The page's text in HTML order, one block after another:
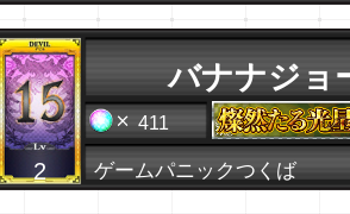
2
バナナジョ
411
ゲームパニックつくば